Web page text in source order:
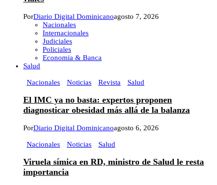
PorDiario Digital Dominicanoagosto 7, 2026
Nacionales
Internacionales
Judiciales
Policiales
Economia & Banca
Salud
Nacionales Noticias Revista Salud
El IMC ya no basta: expertos proponen
diagnosticar obesidad más allá de la balanza
PorDiario Digital Dominicanoagosto 6, 2026
Nacionales Noticias Salud
Viruela símica en RD, ministro de Salud le resta
importancia